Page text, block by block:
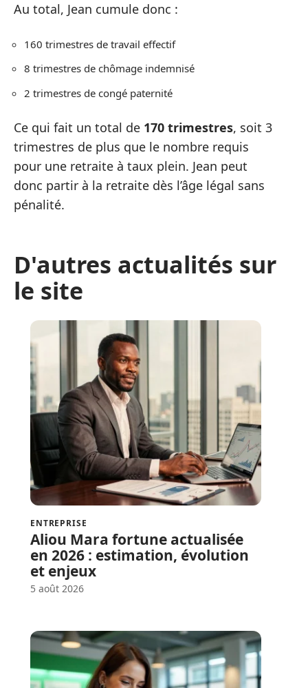
Au total, Jean cumule donc :
160 trimestres de travail effectif
8 trimestres de chômage indemnisé
2 trimestres de congé paternité
Ce qui fait un total de 170 trimestres, soit 3
trimestres de plus que le nombre requis
pour une retraite à taux plein. Jean peut
donc partir à la retraite dès l’âge légal sans
pénalité.
D'autres actualités sur
le site
ENTREPRISE
Aliou Mara fortune actualisée
en 2026 : estimation, évolution
et enjeux
5 août 2026